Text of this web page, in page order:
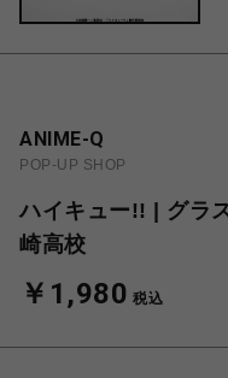
ANIME-Q
POP-UP SHOP
ハイキュー!! | グラ
崎高校
￥1,980 税込